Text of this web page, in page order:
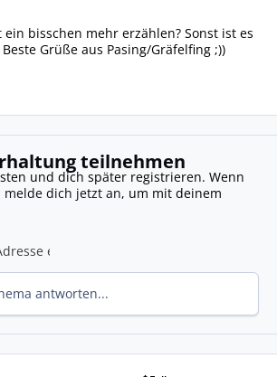
bisschen mehr erzählen? Sonst ist es
Grüße aus Pasing/Gräfelfing ;))
teilnehmen
und dich später registrieren. Wenn
melde dich jetzt an, um mit deinem
antworten...